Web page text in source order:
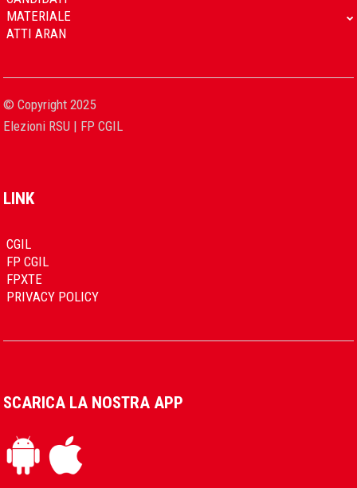
MATERIALE
ATTI ARAN
© Copyright 2025
Elezioni RSU | FP CGIL
LINK
CGIL
FP CGIL
FPXTE
PRIVACY POLICY
SCARICA LA NOSTRA APP